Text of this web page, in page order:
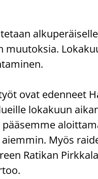
ovat eden­neet
lo­ka­kuun
Myös
Ra­ti­kan